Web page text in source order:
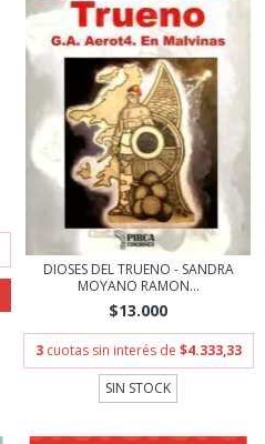
DIOSES DEL TRUENO - SANDRA
MOYANO RAMON...
$13.000
3 cuotas sin interés de $4.333,33
SIN STOCK